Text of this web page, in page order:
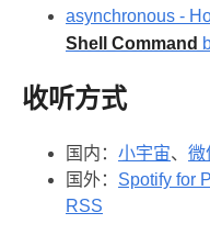
asynchronous -
Shell Command
收听方式
国内： 小宇宙、 微
国外： Spotify for
RSS